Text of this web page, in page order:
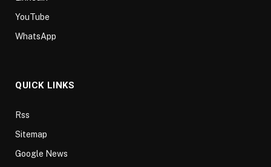
YouTube
WhatsApp
QUICK LINKS
Rss
Sitemap
Google News